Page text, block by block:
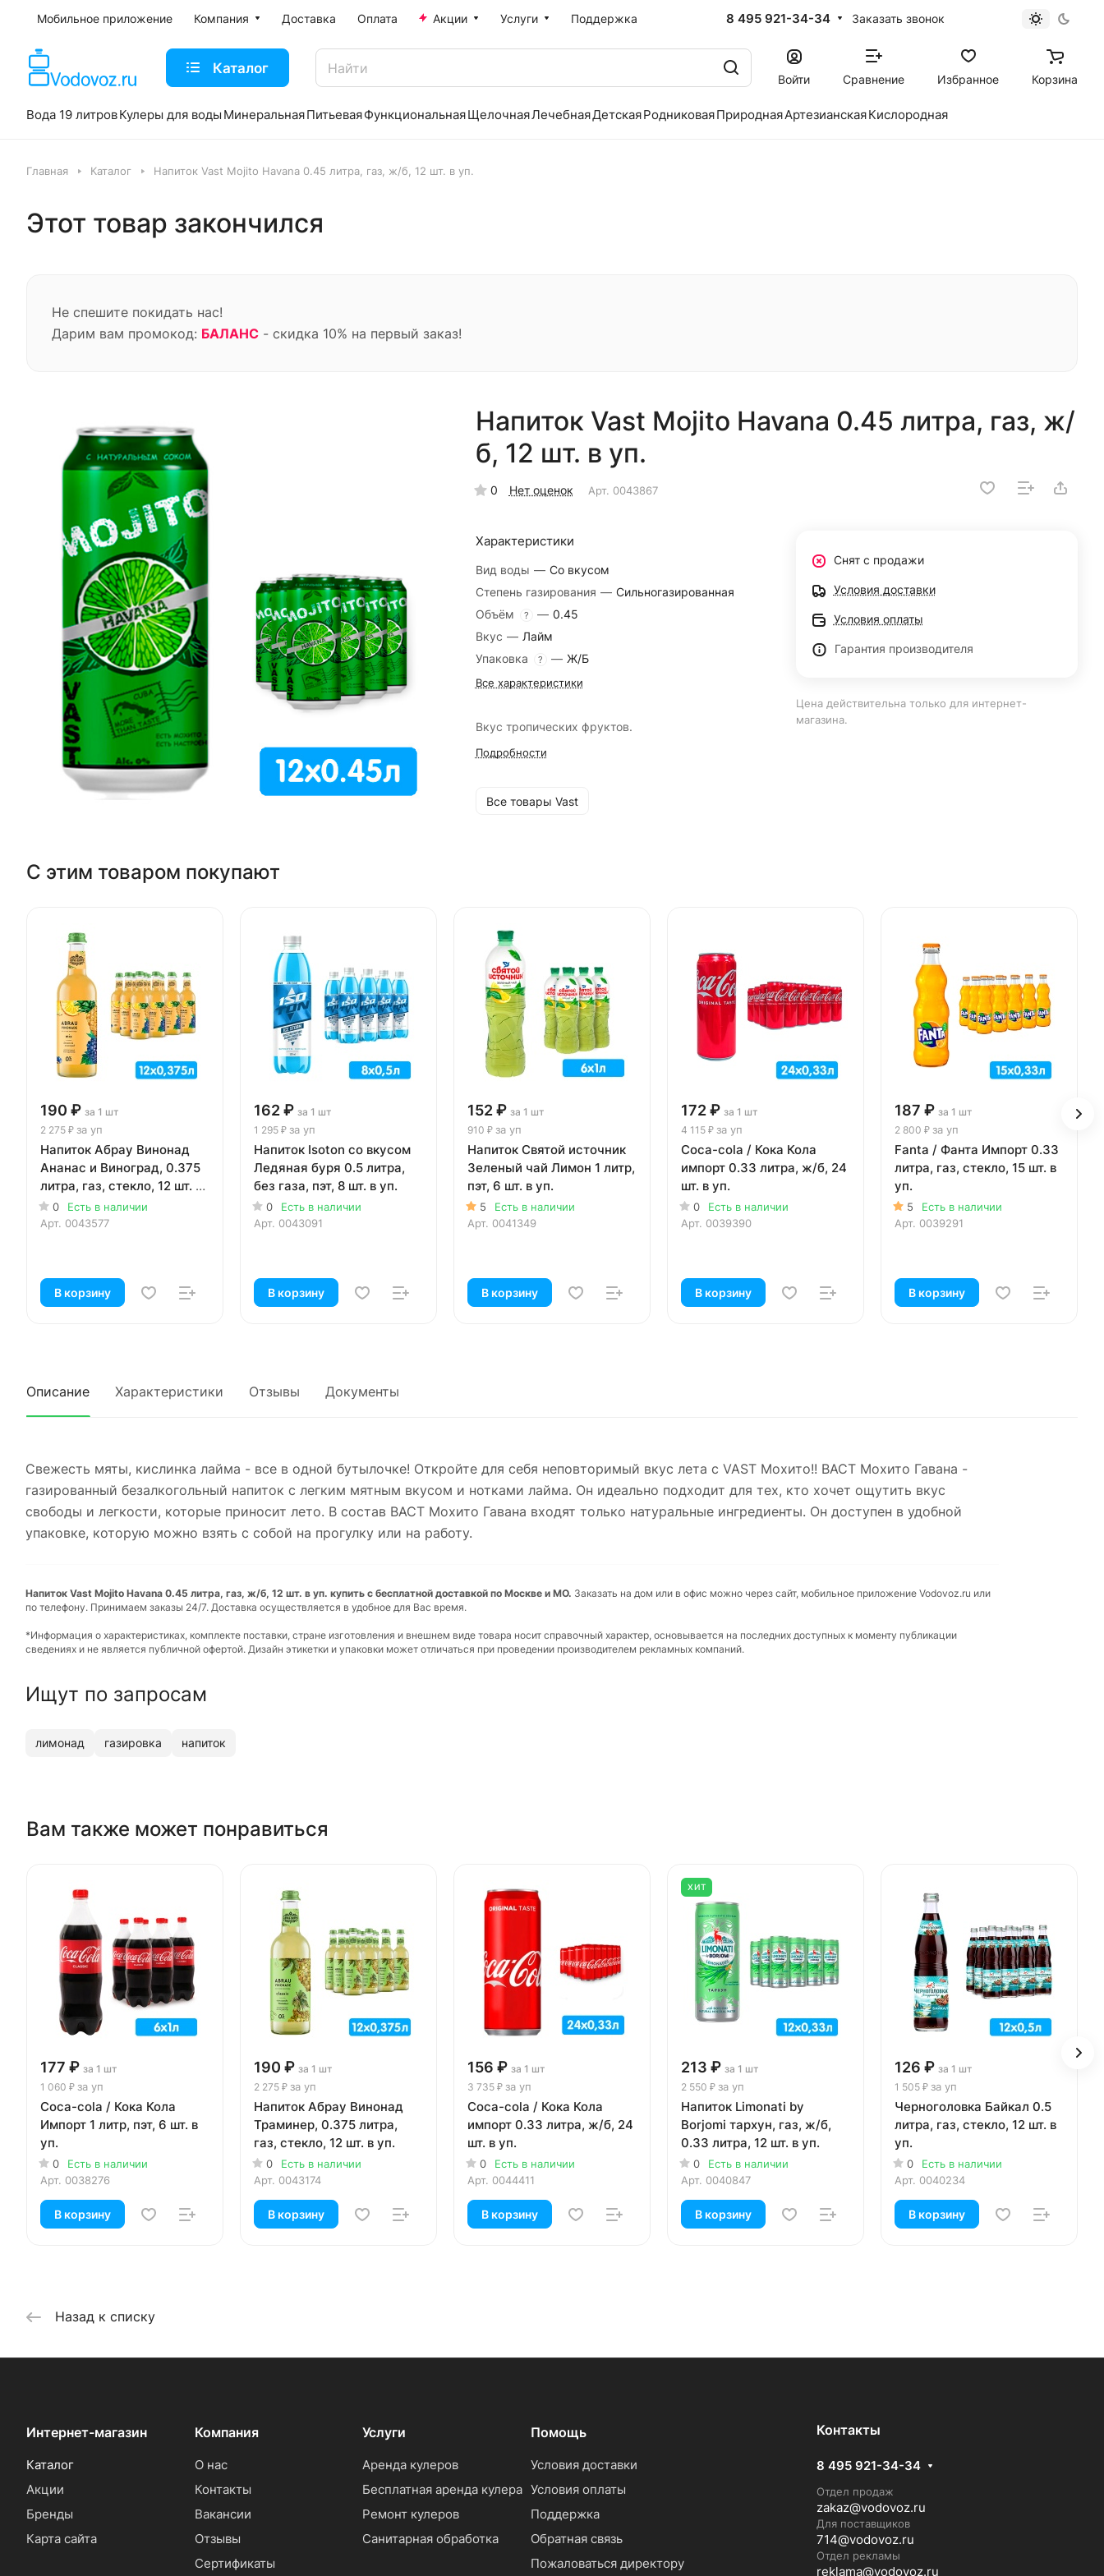
Мобильное приложение Компания Доставка Оплата Акции Услуги Поддержка 8 495 921-34-34 Заказать звонок
Каталог
Войти Сравнение Избранное Корзина
Вода 19 литровКулеры для воды МинеральнаяПитьеваяФункциональнаяЩелочнаяЛечебнаяДетскаяРодниковаяПрироднаяАртезианскаяКислородная
Главная Каталог Напиток Vast Mojito Havana 0.45 литра, газ, ж/б, 12 шт. в уп.
Этот товар закончился
Не спешите покидать нас!
Дарим вам промокод: БАЛАНС - скидка 10% на первый заказ!
Напиток Vast Mojito Havana 0.45 литра, газ, ж/
б, 12 шт. в уп.
0 Нет оценок Арт. 0043867
Характеристики
Вид воды — Со вкусом
Степень газирования — Сильногазированная
Объём
? — 0.45
Вкус — Лайм
Упаковка
? — Ж/Б
Все характеристики
Вкус тропических фруктов.
Подробности
Все товары Vast
Снят с продажи
Условия доставки
Условия оплаты
Гарантия производителя
Цена действительна только для интернет-
магазина.
С этим товаром покупают
190 ₽ за 1 шт
2 275 ₽ за уп
Напиток Абрау Винонад
Ананас и Виноград, 0.375
литра, газ, стекло, 12 шт. в
уп.
0
Есть в наличии
Арт. 0043577
В корзину
162 ₽ за 1 шт
1 295 ₽ за уп
Напиток Isoton со вкусом
Ледяная буря 0.5 литра,
без газа, пэт, 8 шт. в уп.
0
Есть в наличии
Арт. 0043091
В корзину
152 ₽ за 1 шт
910 ₽ за уп
Напиток Святой источник
Зеленый чай Лимон 1 литр,
пэт, 6 шт. в уп.
5
Есть в наличии
Арт. 0041349
В корзину
172 ₽ за 1 шт
4 115 ₽ за уп
Coca-cola / Кока Кола
импорт 0.33 литра, ж/б, 24
шт. в уп.
0
Есть в наличии
Арт. 0039390
В корзину
187 ₽ за 1 шт
2 800 ₽ за уп
Fanta / Фанта Импорт 0.33
литра, газ, стекло, 15 шт. в
уп.
5
Есть в наличии
Арт. 0039291
В корзину
Описание Характеристики Отзывы Документы
Свежесть мяты, кислинка лайма - все в одной бутылочке! Откройте для себя неповторимый вкус лета с VAST Мохито!! ВАСТ Мохито Гавана -
газированный безалкогольный напиток с легким мятным вкусом и нотками лайма. Он идеально подходит для тех, кто хочет ощутить вкус
свободы и легкости, которые приносит лето. В состав ВАСТ Мохито Гавана входят только натуральные ингредиенты. Он доступен в удобной
упаковке, которую можно взять с собой на прогулку или на работу.
Напиток Vast Mojito Havana 0.45 литра, газ, ж/б, 12 шт. в уп. купить с бесплатной доставкой по Москве и МО. Заказать на дом или в офис можно через сайт, мобильное приложение Vodovoz.ru или
по телефону. Принимаем заказы 24/7. Доставка осуществляется в удобное для Вас время.
*Информация о характеристиках, комплекте поставки, стране изготовления и внешнем виде товара носит справочный характер, основывается на последних доступных к моменту публикации
сведениях и не является публичной офертой. Дизайн этикетки и упаковки может отличаться при проведении производителем рекламных компаний.
Ищут по запросам
лимонад газировка напиток
Вам также может понравиться
177 ₽ за 1 шт
1 060 ₽ за уп
Coca-cola / Кока Кола
Импорт 1 литр, пэт, 6 шт. в
уп.
0
Есть в наличии
Арт. 0038276
В корзину
190 ₽ за 1 шт
2 275 ₽ за уп
Напиток Абрау Винонад
Траминер, 0.375 литра,
газ, стекло, 12 шт. в уп.
0
Есть в наличии
Арт. 0043174
В корзину
156 ₽ за 1 шт
3 735 ₽ за уп
Coca-cola / Кока Кола
импорт 0.33 литра, ж/б, 24
шт. в уп.
0
Есть в наличии
Арт. 0044411
В корзину
ХИТ
213 ₽ за 1 шт
2 550 ₽ за уп
Напиток Limonati by
Borjomi тархун, газ, ж/б,
0.33 литра, 12 шт. в уп.
0
Есть в наличии
Арт. 0040847
В корзину
126 ₽ за 1 шт
1 505 ₽ за уп
Черноголовка Байкал 0.5
литра, газ, стекло, 12 шт. в
уп.
0
Есть в наличии
Арт. 0040234
В корзину
Назад к списку
Интернет-магазин
Каталог
Акции
Бренды
Карта сайта
Компания
О нас
Контакты
Вакансии
Отзывы
Сертификаты
Услуги
Аренда кулеров
Бесплатная аренда кулера
Ремонт кулеров
Санитарная обработка
Помощь
Условия доставки
Условия оплаты
Поддержка
Обратная связь
Пожаловаться директору
Контакты
8 495 921-34-34
Отдел продаж
zakaz@vodovoz.ru
Для поставщиков
714@vodovoz.ru
Отдел рекламы
reklama@vodovoz.ru